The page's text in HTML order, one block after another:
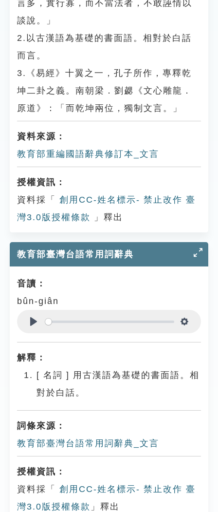
言多，實行寡，而不當法者，不敢誣情以
談說。」
2.以古漢語為基礎的書面語。相對於白話
而言。
3.《易經》十翼之一，孔子所作，專釋乾
坤二卦之義。南朝梁．劉勰《文心雕龍．
原道》：「而乾坤兩位，獨制文言。」
資料來源：
教育部重編國語辭典修訂本_文言
授權資訊：
資料採「
創用CC-姓名標示- 禁止改作 臺
灣3.0版授權條款
」釋出
教育部臺灣台語常用詞辭典
音讀：
bûn-giân
解釋：
[ 名詞 ] 用古漢語為基礎的書面語。相
對於白話。
詞條來源：
教育部臺灣台語常用詞辭典_文言
授權資訊：
資料採「
創用CC-姓名標示- 禁止改作 臺
灣3.0版授權條款 」釋出